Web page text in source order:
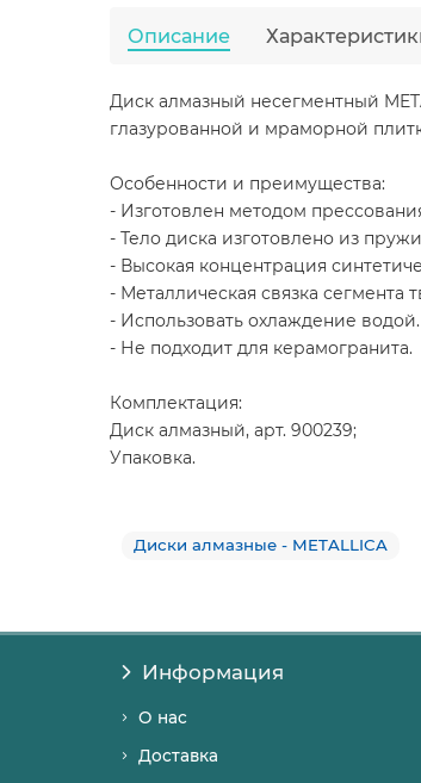
Описание
Диск алмазный несегментный
глазурованной и мраморной
Особенности и преимущества:
- Изготовлен методом
- Тело диска изготовлено из
- Высокая концентрация
- Металлическая связка
- Использовать охлаждение водой.
- Не подходит для керамогранита.
Комплектация:
Диск алмазный, арт. 900239;
Упаковка.
Диски алмазные - METALLICA
Информация
О нас
Доставка